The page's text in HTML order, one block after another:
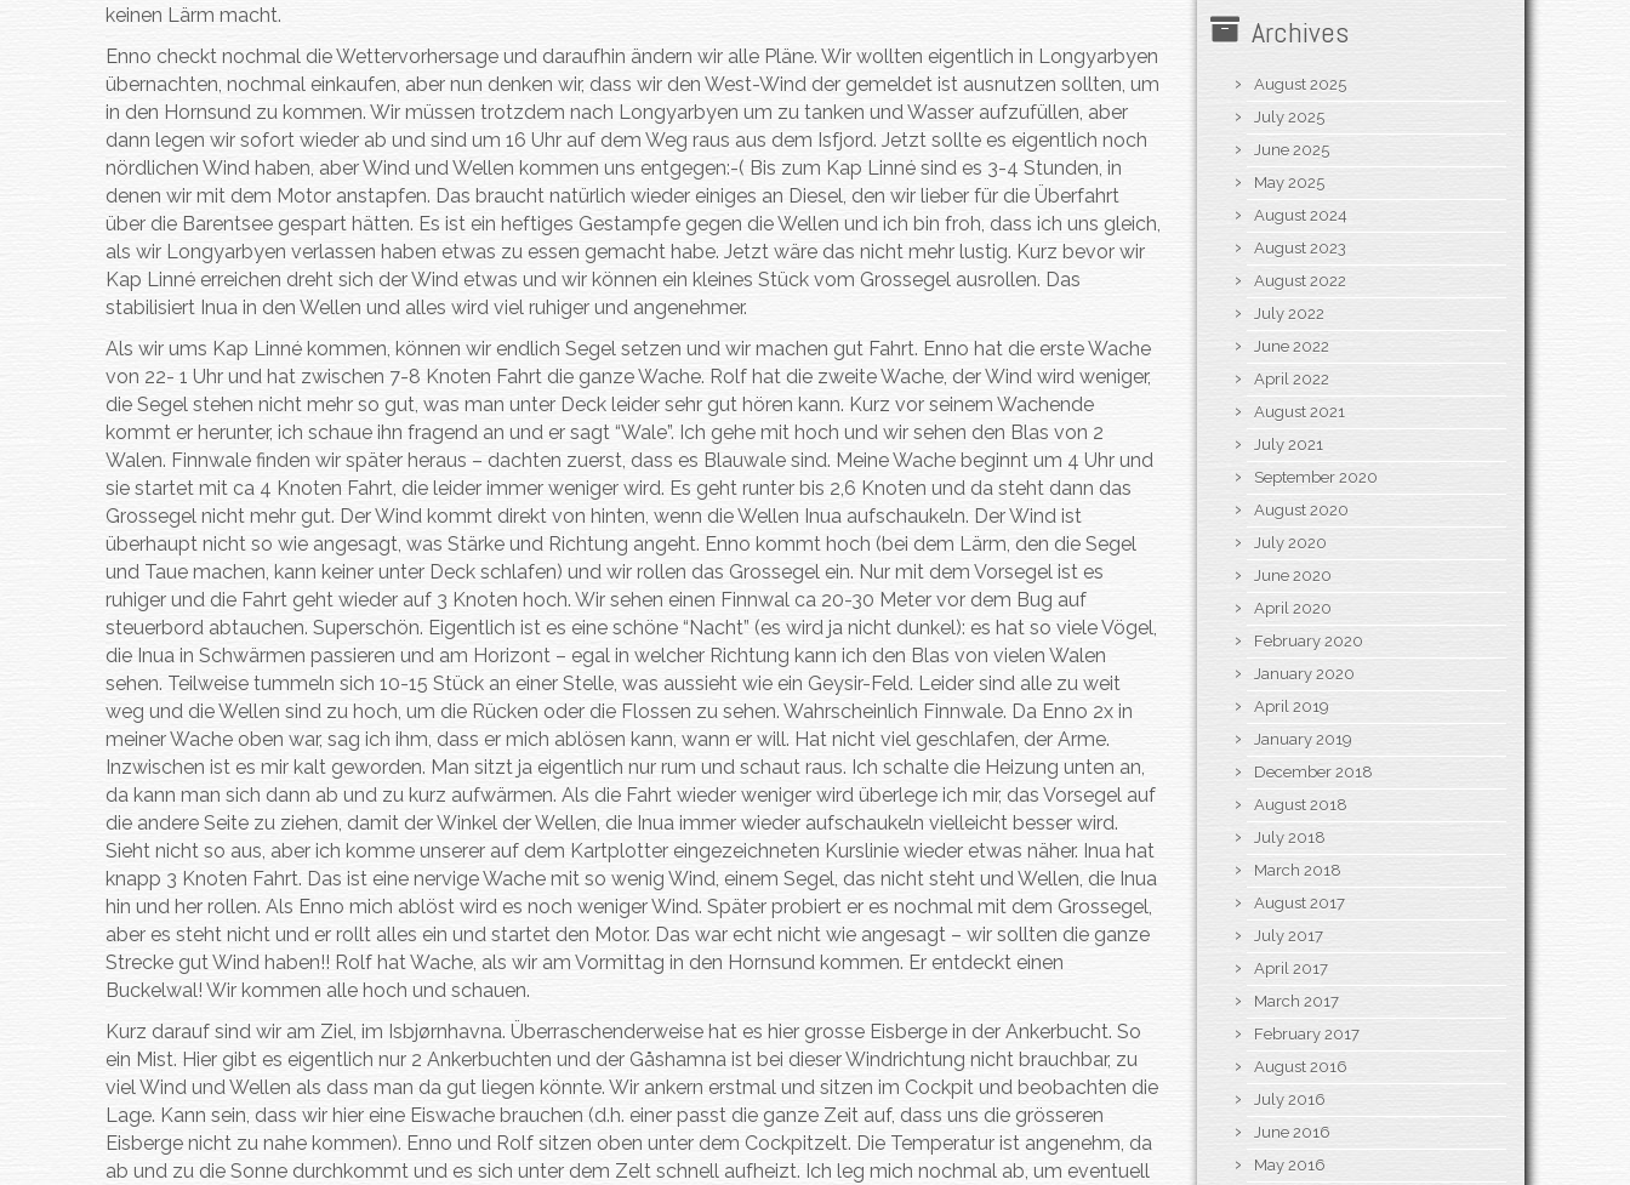
keinen Lärm macht.
Enno checkt nochmal die Wettervorhersage und daraufhin ändern wir alle Pläne. Wir wollten eigentlich in Longyarbyen
übernachten, nochmal einkaufen, aber nun denken wir, dass wir den West-Wind der gemeldet ist ausnutzen sollten, um
in den Hornsund zu kommen. Wir müssen trotzdem nach Longyarbyen um zu tanken und Wasser aufzufüllen, aber
dann legen wir sofort wieder ab und sind um 16 Uhr auf dem Weg raus aus dem Isfjord. Jetzt sollte es eigentlich noch
nördlichen Wind haben, aber Wind und Wellen kommen uns entgegen:-( Bis zum Kap Linné sind es 3-4 Stunden, in
denen wir mit dem Motor anstapfen. Das braucht natürlich wieder einiges an Diesel, den wir lieber für die Überfahrt
über die Barentsee gespart hätten. Es ist ein heftiges Gestampfe gegen die Wellen und ich bin froh, dass ich uns gleich,
als wir Longyarbyen verlassen haben etwas zu essen gemacht habe. Jetzt wäre das nicht mehr lustig. Kurz bevor wir
Kap Linné erreichen dreht sich der Wind etwas und wir können ein kleines Stück vom Grossegel ausrollen. Das
stabilisiert Inua in den Wellen und alles wird viel ruhiger und angenehmer.
Als wir ums Kap Linné kommen, können wir endlich Segel setzen und wir machen gut Fahrt. Enno hat die erste Wache
von 22- 1 Uhr und hat zwischen 7-8 Knoten Fahrt die ganze Wache. Rolf hat die zweite Wache, der Wind wird weniger,
die Segel stehen nicht mehr so gut, was man unter Deck leider sehr gut hören kann. Kurz vor seinem Wachende
kommt er herunter, ich schaue ihn fragend an und er sagt “Wale”. Ich gehe mit hoch und wir sehen den Blas von 2
Walen. Finnwale finden wir später heraus – dachten zuerst, dass es Blauwale sind. Meine Wache beginnt um 4 Uhr und
sie startet mit ca 4 Knoten Fahrt, die leider immer weniger wird. Es geht runter bis 2,6 Knoten und da steht dann das
Grossegel nicht mehr gut. Der Wind kommt direkt von hinten, wenn die Wellen Inua aufschaukeln. Der Wind ist
überhaupt nicht so wie angesagt, was Stärke und Richtung angeht. Enno kommt hoch (bei dem Lärm, den die Segel
und Taue machen, kann keiner unter Deck schlafen) und wir rollen das Grossegel ein. Nur mit dem Vorsegel ist es
ruhiger und die Fahrt geht wieder auf 3 Knoten hoch. Wir sehen einen Finnwal ca 20-30 Meter vor dem Bug auf
steuerbord abtauchen. Superschön. Eigentlich ist es eine schöne “Nacht” (es wird ja nicht dunkel): es hat so viele Vögel,
die Inua in Schwärmen passieren und am Horizont – egal in welcher Richtung kann ich den Blas von vielen Walen
sehen. Teilweise tummeln sich 10-15 Stück an einer Stelle, was aussieht wie ein Geysir-Feld. Leider sind alle zu weit
weg und die Wellen sind zu hoch, um die Rücken oder die Flossen zu sehen. Wahrscheinlich Finnwale. Da Enno 2x in
meiner Wache oben war, sag ich ihm, dass er mich ablösen kann, wann er will. Hat nicht viel geschlafen, der Arme.
Inzwischen ist es mir kalt geworden. Man sitzt ja eigentlich nur rum und schaut raus. Ich schalte die Heizung unten an,
da kann man sich dann ab und zu kurz aufwärmen. Als die Fahrt wieder weniger wird überlege ich mir, das Vorsegel auf
die andere Seite zu ziehen, damit der Winkel der Wellen, die Inua immer wieder aufschaukeln vielleicht besser wird.
Sieht nicht so aus, aber ich komme unserer auf dem Kartplotter eingezeichneten Kurslinie wieder etwas näher. Inua hat
knapp 3 Knoten Fahrt. Das ist eine nervige Wache mit so wenig Wind, einem Segel, das nicht steht und Wellen, die Inua
hin und her rollen. Als Enno mich ablöst wird es noch weniger Wind. Später probiert er es nochmal mit dem Grossegel,
aber es steht nicht und er rollt alles ein und startet den Motor. Das war echt nicht wie angesagt – wir sollten die ganze
Strecke gut Wind haben!! Rolf hat Wache, als wir am Vormittag in den Hornsund kommen. Er entdeckt einen
Buckelwal! Wir kommen alle hoch und schauen.
Kurz darauf sind wir am Ziel, im Isbjørnhavna. Überraschenderweise hat es hier grosse Eisberge in der Ankerbucht. So
ein Mist. Hier gibt es eigentlich nur 2 Ankerbuchten und der Gåshamna ist bei dieser Windrichtung nicht brauchbar, zu
viel Wind und Wellen als dass man da gut liegen könnte. Wir ankern erstmal und sitzen im Cockpit und beobachten die
Lage. Kann sein, dass wir hier eine Eiswache brauchen (d.h. einer passt die ganze Zeit auf, dass uns die grösseren
Eisberge nicht zu nahe kommen). Enno und Rolf sitzen oben unter dem Cockpitzelt. Die Temperatur ist angenehm, da
ab und zu die Sonne durchkommt und es sich unter dem Zelt schnell aufheizt. Ich leg mich nochmal ab, um eventuell
Archives
August 2025
July 2025
June 2025
May 2025
August 2024
August 2023
August 2022
July 2022
June 2022
April 2022
August 2021
July 2021
September 2020
August 2020
July 2020
June 2020
April 2020
February 2020
January 2020
April 2019
January 2019
December 2018
August 2018
July 2018
March 2018
August 2017
July 2017
April 2017
March 2017
February 2017
August 2016
July 2016
June 2016
May 2016